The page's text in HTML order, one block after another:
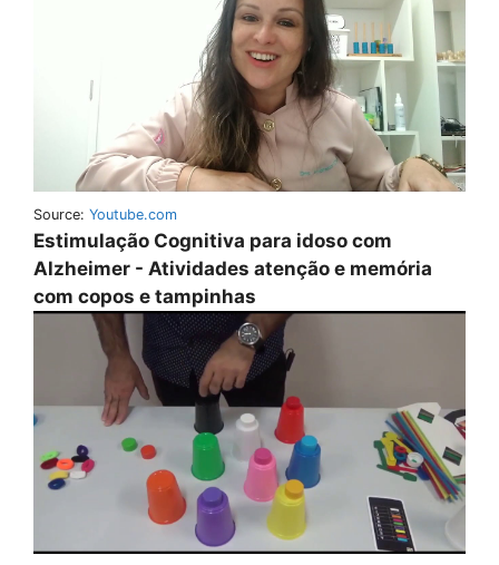
Source: Youtube.com
Estimulação Cognitiva para idoso com
Alzheimer - Atividades atenção e memória
com copos e tampinhas